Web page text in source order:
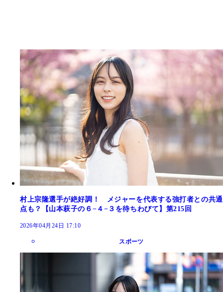
村上宗隆選手が絶好調！ メジャーを代表する強打者との共通
点も？【山本萩子の６−４−３を待ちわびて】第215回
2026年04月24日 17:10
スポーツ